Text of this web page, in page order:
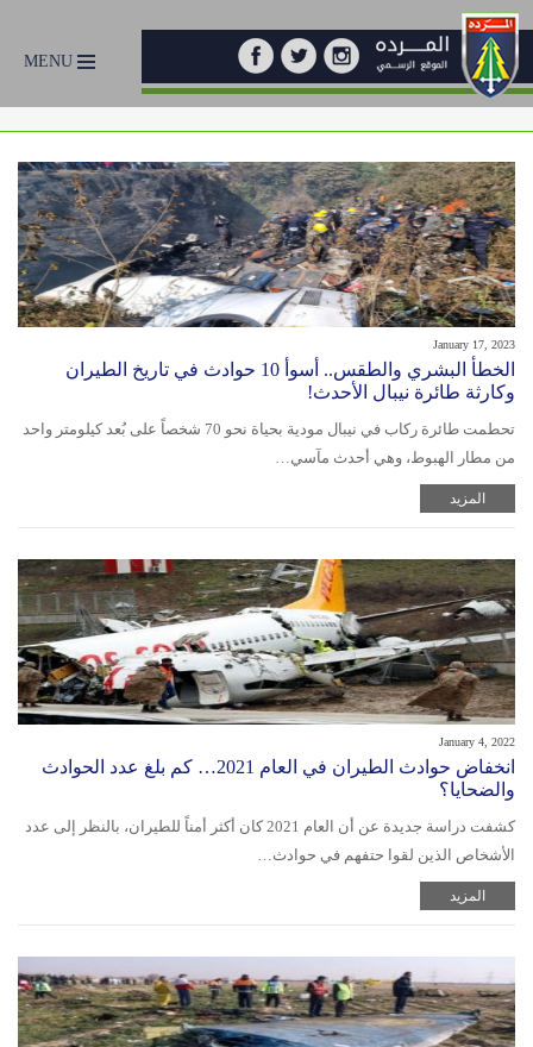
MENU
January 17, 2023
الخطأ البشري والطقس.. أسوأ 10 حوادث في تاريخ الطيران
وكارثة طائرة نيبال الأحدث!
تحطمت طائرة ركاب في نيبال مودية بحياة نحو 70 شخصاً على بُعد كيلومتر واحد
من مطار الهبوط، وهي أحدث مآسي…
المزيد
January 4, 2022
انخفاض حوادث الطيران في العام 2021… كم بلغ عدد الحوادث
والضحايا؟
كشفت دراسة جديدة عن أن العام 2021 كان أكثر أمناً للطيران، بالنظر إلى عدد
الأشخاص الذين لقوا حتفهم في حوادث…
المزيد